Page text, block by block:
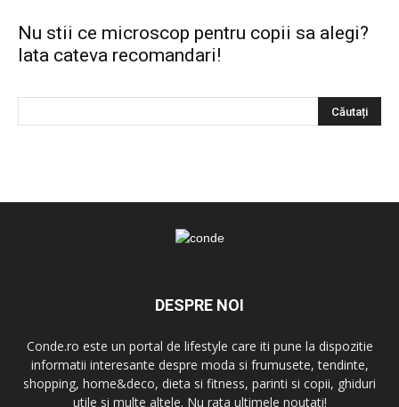
Nu stii ce microscop pentru copii sa alegi?
Iata cateva recomandari!
DESPRE NOI
Conde.ro este un portal de lifestyle care iti pune la dispozitie
informatii interesante despre moda si frumusete, tendinte,
shopping, home&deco, dieta si fitness, parinti si copii, ghiduri
utile si multe altele. Nu rata ultimele noutati!